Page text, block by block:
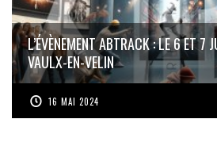
L’ÉVÈNEMENT ABTRACK : LE 6 ET
VAULX-EN-VELIN
16 MAI 2024